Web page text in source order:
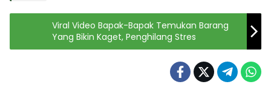
Viral Video Bapak-Bapak Temukan Barang
Yang Bikin Kaget, Penghilang Stres